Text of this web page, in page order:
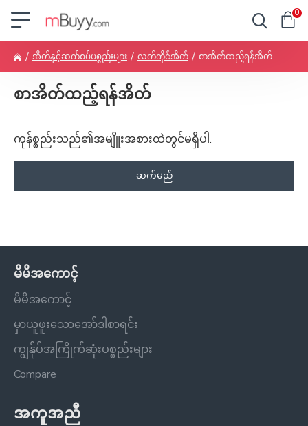
0
အိတ်နှင့်ဆက်စပ်ပစ္စည်းများ လက်ကိုင်အိတ် စာအိတ်ထည့်ရန်အိတ်
စာအိတ်ထည့်ရန်အိတ်
ကုန်စ္စည်းသည်၏အမျိူးအစားထဲတွင်မရှိပါ.
ဆက်မည်
မိမိအကောင့်
မိမိအကောင့်
မှာယူဖူးသောအော်ဒါစာရင်း
ကျွန်ုပ်အကြိုက်ဆုံးပစ္စည်းများ
Compare
အကူအညီ